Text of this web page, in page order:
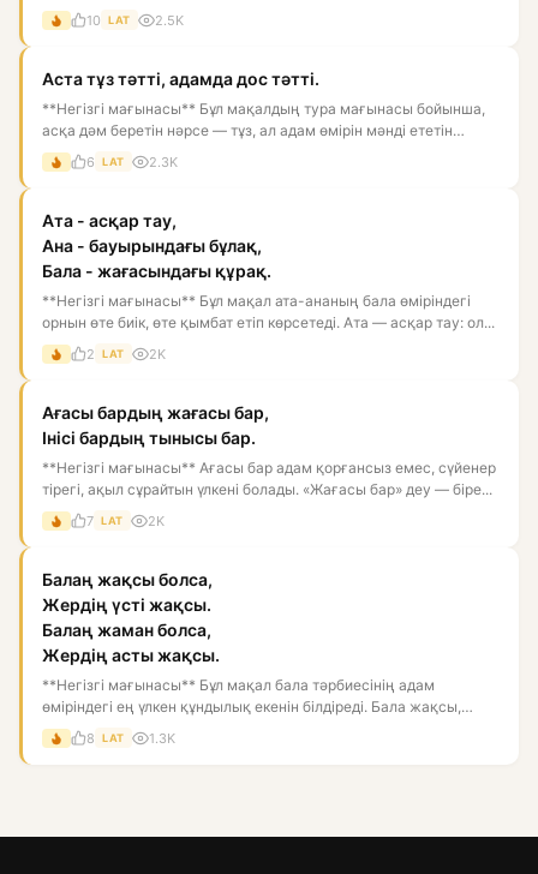
биікке ұм...
10 LAT 2.5K
Аста тұз тәтті, адамда дос тәтті.
**Негізгі мағынасы** Бұл мақалдың тура мағынасы бойынша,
асқа дәм беретін нәрсе — тұз, ал адам өмірін мәнді ететін
нәрс...
6 LAT 2.3K
Ата - асқар тау,
Ана - бауырындағы бұлақ,
Бала - жағасындағы құрақ.
**Негізгі мағынасы** Бұл мақал ата-ананың бала өміріндегі
орнын өте биік, өте қымбат етіп көрсетеді. Ата — асқар тау: ол...
2 LAT 2K
Ағасы бардың жағасы бар,
Інісі бардың тынысы бар.
**Негізгі мағынасы** Ағасы бар адам қорғансыз емес, сүйенер
тірегі, ақыл сұрайтын үлкені болады. «Жағасы бар» деу — біре...
7 LAT 2K
Балаң жақсы болса,
Жердің үсті жақсы.
Балаң жаман болса,
Жердің асты жақсы.
**Негізгі мағынасы** Бұл мақал бала тәрбиесінің адам
өміріндегі ең үлкен құндылық екенін білдіреді. Бала жақсы,
тәрбиелі...
8 LAT 1.3K